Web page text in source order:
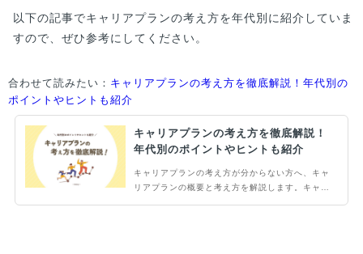
以下の記事でキャリアプランの考え方を年代別に紹介していま
すので、ぜひ参考にしてください。
合わせて読みたい： キャリアプランの考え方を徹底解説！年代別の
ポイントやヒントも紹介
キャリアプランの考え方を徹底解説！
年代別のポイントやヒントも紹介
キャリアプランの考え方が分からない方へ、キャ
リアプランの概要と考え方を解説します。キャリ